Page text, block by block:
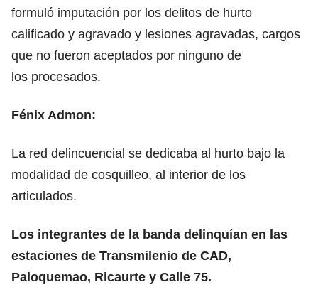
formuló imputación por los delitos de hurto
calificado y agravado y lesiones agravadas, cargos
que no fueron aceptados por ninguno de
los procesados.
Fénix Admon:
La red delincuencial se dedicaba al hurto bajo la
modalidad de cosquilleo, al interior de los
articulados.
Los integrantes de la banda delinquían en las
estaciones de Transmilenio de CAD,
Paloquemao, Ricaurte y Calle 75.